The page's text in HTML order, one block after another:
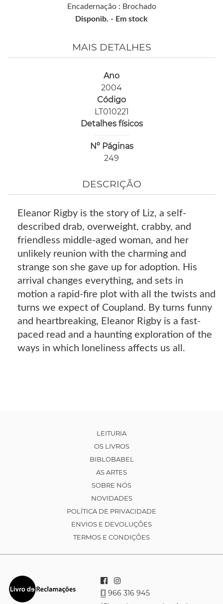
Encadernação : Brochado
Disponib. - Em stock
MAIS DETALHES
Ano
2004
Código
LT010221
Detalhes físicos
Nº Páginas
249
DESCRIÇÃO
Eleanor Rigby is the story of Liz, a self-
described drab, overweight, crabby, and
friendless middle-aged woman, and her
unlikely reunion with the charming and
strange son she gave up for adoption. His
arrival changes everything, and sets in
motion a rapid-fire plot with all the twists and
turns we expect of Coupland. By turns funny
and heartbreaking, Eleanor Rigby is a fast-
paced read and a haunting exploration of the
ways in which loneliness affects us all.
LEITURIA
OS LIVROS
BIBLOBABEL
AS ARTES
SOBRE NÓS
NOVIDADES
POLÍTICA DE PRIVACIDADE
ENVIOS E DEVOLUÇÕES
TERMOS E CONDIÇÕES
966 316 945